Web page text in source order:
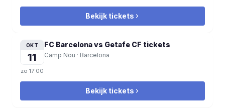
Bekijk tickets
OKT
11
zo 17:00
FC Barcelona vs Getafe CF tickets
Camp Nou · Barcelona
Bekijk tickets